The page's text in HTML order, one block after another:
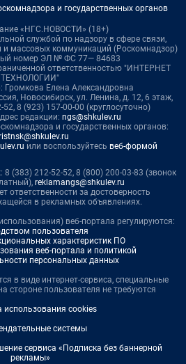
и государственных органов
«НГС.НОВОСТИ» (18+)
службой по надзору в сфере связи,
и массовых коммуникаций (Роскомнадзор)
номер ЭЛ № ФС 77— 84683
ответственностью "ИНТЕРНЕТ
ТЕХНОЛОГИИ"
Громкова Елена Александровна
Новосибирск, ул. Ленина, д. 12, 6 этаж,
8 (923) 157-00-00 (круглосуточно)
редакции: ngs@shkulev.ru
и государственных органов:
или воспользуйтесь веб-формой
(383) 212-52-52, 8 (800) 200-03-83 (звонок
reklamangs@shkulev.ru
ответственности за достоверность
в рекламных объявлениях.
веб-портала регулируются:
пользователя
характеристик ПО
веб-портала и политикой
персональных данных
в виде интернет-сервиса, специальные
стороне пользователя не требуются
использования cookies
системы
сервиса «Подписка без баннерной
рекламы»